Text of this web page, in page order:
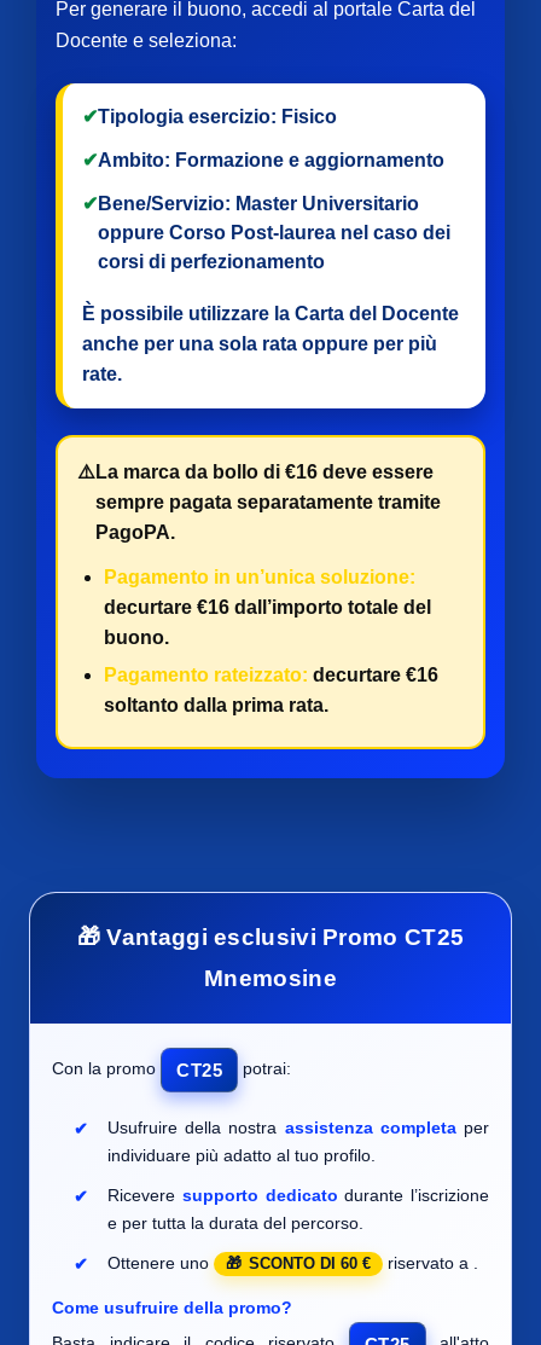
Per generare il buono, accedi al portale Carta del
Docente e seleziona:
✔Tipologia esercizio: Fisico
✔Ambito: Formazione e aggiornamento
✔ Bene/Servizio: Master Universitario
oppure Corso Post-laurea nel caso dei
corsi di perfezionamento
È possibile utilizzare la Carta del Docente
anche per una sola rata oppure per più
rate.
⚠️ La marca da bollo di €16 deve essere
sempre pagata separatamente tramite
PagoPA.
Pagamento in un’unica soluzione:
decurtare €16 dall’importo totale del
buono.
Pagamento rateizzato: decurtare €16
soltanto dalla prima rata.
🎁 Vantaggi esclusivi Promo CT25
Mnemosine
Con la promo CT25 potrai:
Usufruire della nostra assistenza completaper
individuare più adatto al tuo profilo.
Ricevere supporto dedicato durante l’iscrizione
e per tutta la durata del percorso.
Ottenere uno SCONTO DI 60 € riservato a
Come usufruire della promo?